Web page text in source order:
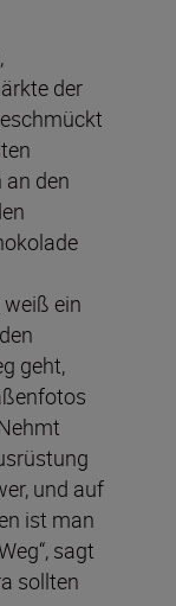
der
den
weiß ein
geht,
und auf
ist man
sagt
sollten